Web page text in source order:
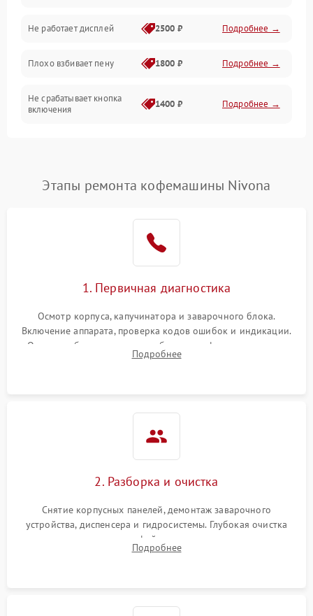
Управление и электроника
Программное обеспечение
Не работает дисплей 2500 ₽ Подробнее →
Плохо взбивает пену 1800 ₽ Подробнее →
Не срабатывает кнопка
включения
1400 ₽ Подробнее →
Постоянные сбои в работе 1500 ₽ Подробнее →
Этапы ремонта кофемашины Nivona
1. Первичная диагностика
Осмотр корпуса, капучинатора и заварочного блока.
Включение аппарата, проверка кодов ошибок и индикации.
Оценка работы помпы, термоблока и кофемолки на слух.
Измерение температуры и давления воды для выявления
Подробнее
2. Разборка и очистка
Снятие корпусных панелей, демонтаж заварочного
устройства, диспенсера и гидросистемы. Глубокая очистка
внутренних узлов от кофейных масел, жмыха и накипи.
Промывка дренажных каналов и фильтров с использованием
Подробнее